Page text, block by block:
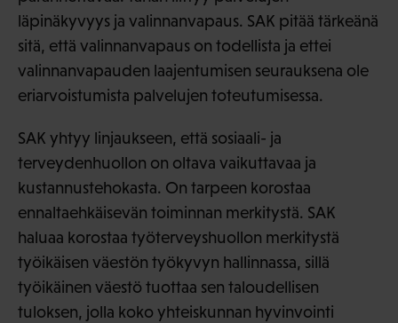
läpinäkyvyys ja valinnanvapaus. SAK pitää tärkeänä
sitä, että valinnanvapaus on todellista ja ettei
valinnanvapauden laajentumisen seurauksena ole
eriarvoistumista palvelujen toteutumisessa.
SAK yhtyy linjaukseen, että sosiaali- ja
terveydenhuollon on oltava vaikuttavaa ja
kustannustehokasta. On tarpeen korostaa
ennaltaehkäisevän toiminnan merkitystä. SAK
haluaa korostaa työterveyshuollon merkitystä
työikäisen väestön työkyvyn hallinnassa, sillä
työikäinen väestö tuottaa sen taloudellisen
tuloksen, jolla koko yhteiskunnan hyvinvointi